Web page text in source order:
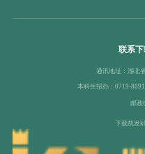
联系
通讯地址：湖北
本科生招办：0719-
邮政
下载凯发